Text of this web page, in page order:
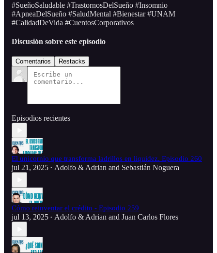
#SueñoSaludable #TrastornosDelSueño #Insomnio
#ApneaDelSueño #SaludMental #Bienestar #UNAM
#CalidadDeVida #CuentosCorporativos
Discusión sobre este episodio
Comentarios Restacks
Episodios recientes
El unicornio que transforma ladrillos en liquidez. Episodio 260
jul 21, 2025 • Adolfo & Adrian and Sebastián Noguera
Cómo reinventar el crédito - Episodio 259
jul 13, 2025 • Adolfo & Adrian and Juan Carlos Flores